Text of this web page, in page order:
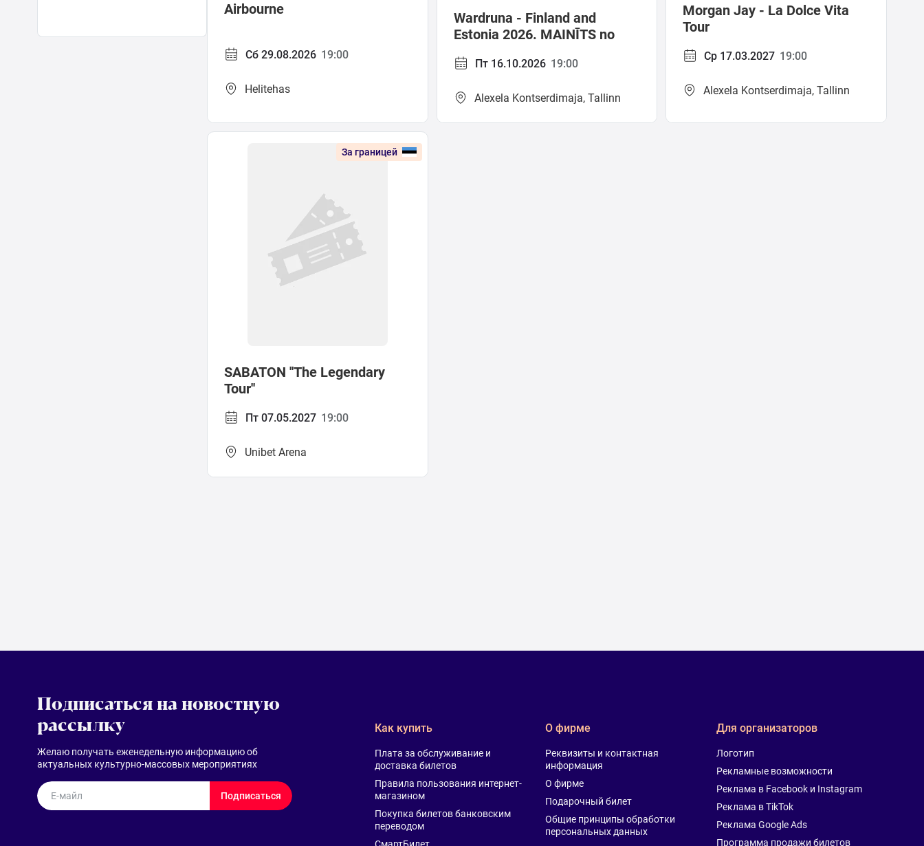
Airbourne
Сб 29.08.2026 19:00
Helitehas
Wardruna - Finland and
Estonia 2026. MAINĪTS no
Пт 16.10.2026 19:00
Alexela Kontserdimaja, Tallinn
Morgan Jay - La Dolce Vita
Tour
Ср 17.03.2027 19:00
Alexela Kontserdimaja, Tallinn
SABATON ''The Legendary
Tour''
За границей
Пт 07.05.2027 19:00
Unibet Arena
Подписаться на новостную
рассылку
Желаю получать еженедельную информацию об
актуальных культурно-массовых мероприятиях
E-майл Подписаться
Как купить
Плата за обслуживание и
доставка билетов
Правила пользования интернет-
магазином
Покупка билетов банковским
переводом
О фирме
Реквизиты и контактная
информация
О фирме
Подарочный билет
Общие принципы обработки
персональных данных
Для организаторов
Логотип
Рекламные возможности
Реклама в Facebook и Instagram
Реклама в TikTok
Реклама Google Ads
Программа продажи билетов